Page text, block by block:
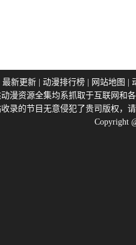
最新更新 动漫排行榜 网站地图
漫资源全集均系抓取于互联网和
录的节目无意侵犯了贵司版权，
Copyright